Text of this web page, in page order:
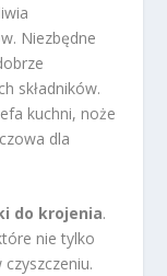
Niezbędne
składników.
kuchni, noże
dla
do krojenia.
nie tylko